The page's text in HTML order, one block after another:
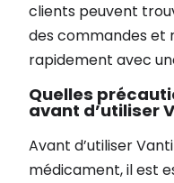
clients peuvent
des commandes et
rapidement avec
Quelles
avant d’utiliser
Avant d’utiliser
médicament, il est